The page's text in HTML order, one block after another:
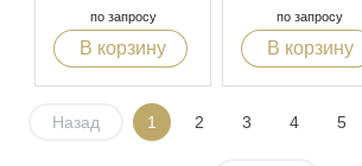
по запросу
В корзину
по запросу
В корзину
Назад 1 2 3 4 5